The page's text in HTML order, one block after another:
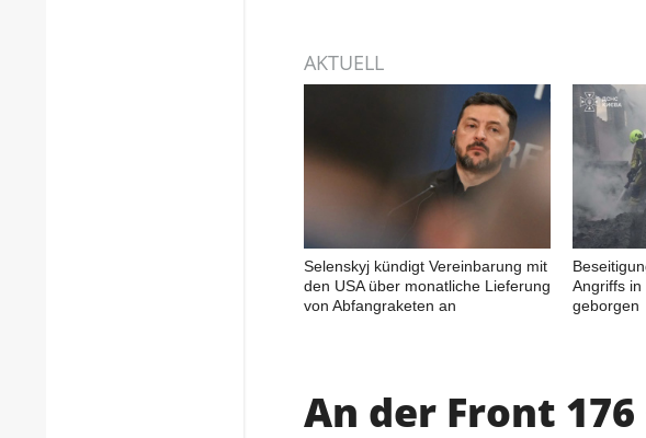
AKTUELL
Selenskyj kündigt Vereinbarung mit
den USA über monatliche Lieferung
von Abfangraketen an
Angriffs in
geborgen
An der Front